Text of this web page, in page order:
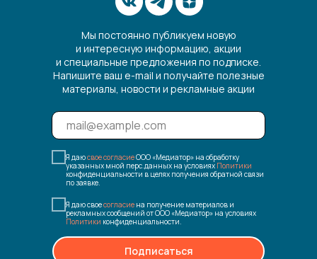
Мы постоянно публикуем новую
и интересную информацию, акции
и специальные предложения по подписке.
Напишите ваш e-mail и получайте полезные
материалы, новости и рекламные акции
Я даюсвое согласиеООО «Медиатор» на обработку
указанных мной перс.данных на условиях Политики
конфиденциальности в целях получения обратной связи
по заявке.
Я даю своесогласие на получение материалов и
рекламных сообщений от ООО «Медиатор» на условиях
Политики конфиденциальности.
Подписаться